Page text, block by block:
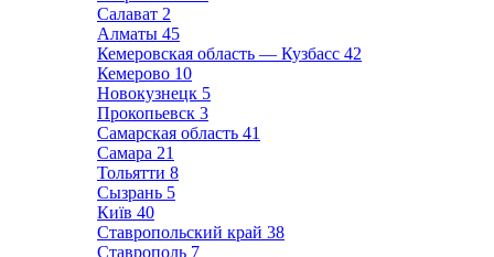
Салават 2
Алматы 45
Кемеровская область — Кузбасс 42
Кемерово 10
Новокузнецк 5
Прокопьевск 3
Самарская область 41
Самара 21
Тольятти 8
Сызрань 5
Київ 40
Ставропольский край 38
Ставрополь 7